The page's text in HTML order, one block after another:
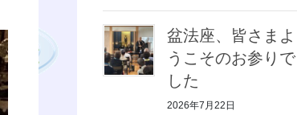
盆法座、皆さまよ
うこそのお参りで
した
2026年7月22日